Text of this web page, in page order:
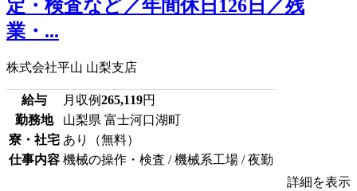
定・検査など／年間休日126日／残
業・...
株式会社平山 山梨支店
給与 月収例265,119円
勤務地
山梨県 富士河口湖町
寮・社宅 あり（無料）
仕事内容 機械の操作・検査 / 機械系工場 / 夜勤
詳細を表示